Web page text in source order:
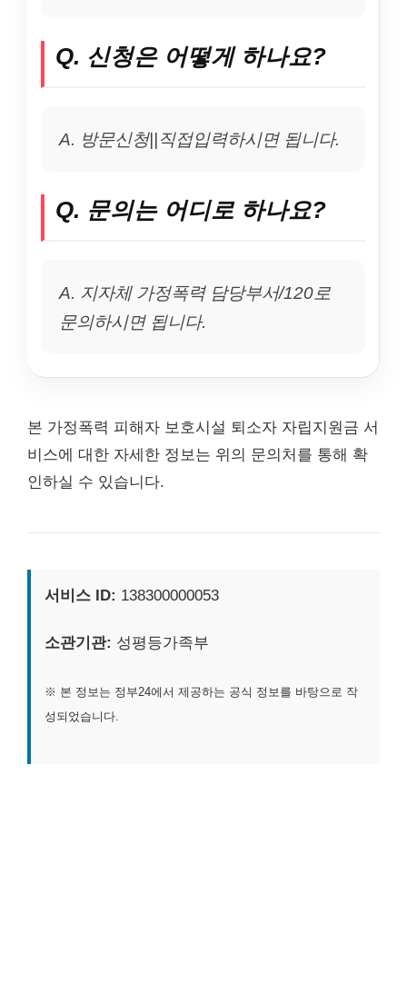
Q. 신청은 어떻게 하나요?
A. 방문신청||직접입력하시면 됩니다.
Q. 문의는 어디로 하나요?
A. 지자체 가정폭력 담당부서/120로
문의하시면 됩니다.
본 가정폭력 피해자 보호시설 퇴소자 자립지원금 서
비스에 대한 자세한 정보는 위의 문의처를 통해 확
인하실 수 있습니다.
서비스 ID: 138300000053
소관기관: 성평등가족부
※ 본 정보는 정부24에서 제공하는 공식 정보를 바탕으로 작
성되었습니다.